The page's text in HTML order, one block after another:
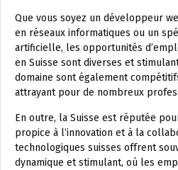
Que vous soyez un développeur
en réseaux informatiques ou un
artificielle, les opportunités
en Suisse sont diverses et
domaine sont également
attrayant pour de nombreux
En outre, la Suisse est réputée
propice à l’innovation et à la
technologiques suisses offrent
dynamique et stimulant, où les